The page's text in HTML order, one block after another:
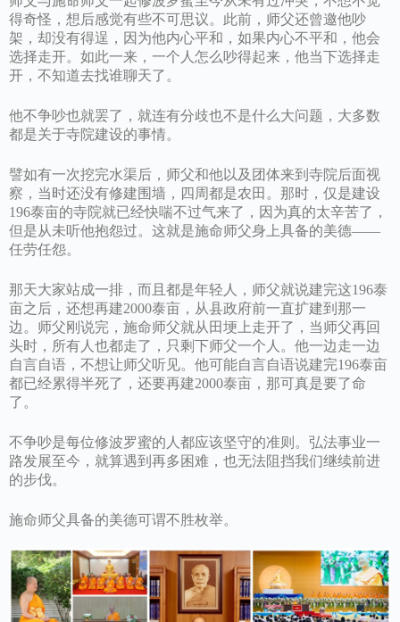
得奇怪，想后感觉有些不可思议。此前，师父还曾邀他吵
架，却没有得逞，因为他内心平和，如果内心不平和，他会
选择走开。如此一来，一个人怎么吵得起来，他当下选择走
开，不知道去找谁聊天了。
他不争吵也就罢了，就连有分歧也不是什么大问题，大多数
都是关于寺院建设的事情。
譬如有一次挖完水渠后，师父和他以及团体来到寺院后面视
察，当时还没有修建围墙，四周都是农田。那时，仅是建设
196泰亩的寺院就已经快喘不过气来了，因为真的太辛苦了，
但是从未听他抱怨过。这就是施命师父身上具备的美德——
任劳任怨。
那天大家站成一排，而且都是年轻人，师父就说建完这196泰
亩之后，还想再建2000泰亩，从县政府前一直扩建到那一
边。师父刚说完，施命师父就从田埂上走开了，当师父再回
头时，所有人也都走了，只剩下师父一个人。他一边走一边
自言自语，不想让师父听见。他可能自言自语说建完196泰亩
都已经累得半死了，还要再建2000泰亩，那可真是要了命
了。
不争吵是每位修波罗蜜的人都应该坚守的准则。弘法事业一
路发展至今，就算遇到再多困难，也无法阻挡我们继续前进
的步伐。
施命师父具备的美德可谓不胜枚举。